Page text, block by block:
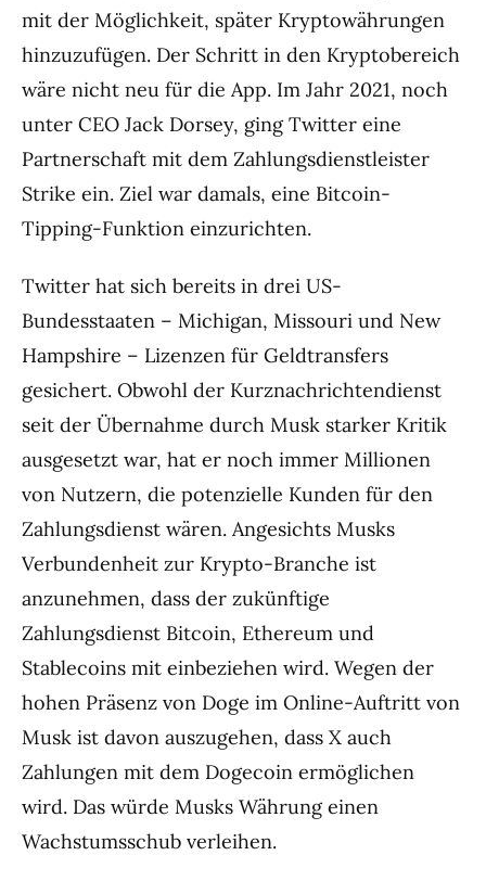
mit der Möglichkeit, später Kryptowährungen
hinzuzufügen. Der Schritt in den Kryptobereich
wäre nicht neu für die App. Im Jahr 2021, noch
unter CEO Jack Dorsey, ging Twitter eine
Partnerschaft mit dem Zahlungsdienstleister
Strike ein. Ziel war damals, eine Bitcoin-
Tipping-Funktion einzurichten.
Twitter hat sich bereits in drei US-
Bundesstaaten – Michigan, Missouri und New
Hampshire – Lizenzen für Geldtransfers
gesichert. Obwohl der Kurznachrichtendienst
seit der Übernahme durch Musk starker Kritik
ausgesetzt war, hat er noch immer Millionen
von Nutzern, die potenzielle Kunden für den
Zahlungsdienst wären. Angesichts Musks
Verbundenheit zur Krypto-Branche ist
anzunehmen, dass der zukünftige
Zahlungsdienst Bitcoin, Ethereum und
Stablecoins mit einbeziehen wird. Wegen der
hohen Präsenz von Doge im Online-Auftritt von
Musk ist davon auszugehen, dass X auch
Zahlungen mit dem Dogecoin ermöglichen
wird. Das würde Musks Währung einen
Wachstumsschub verleihen.